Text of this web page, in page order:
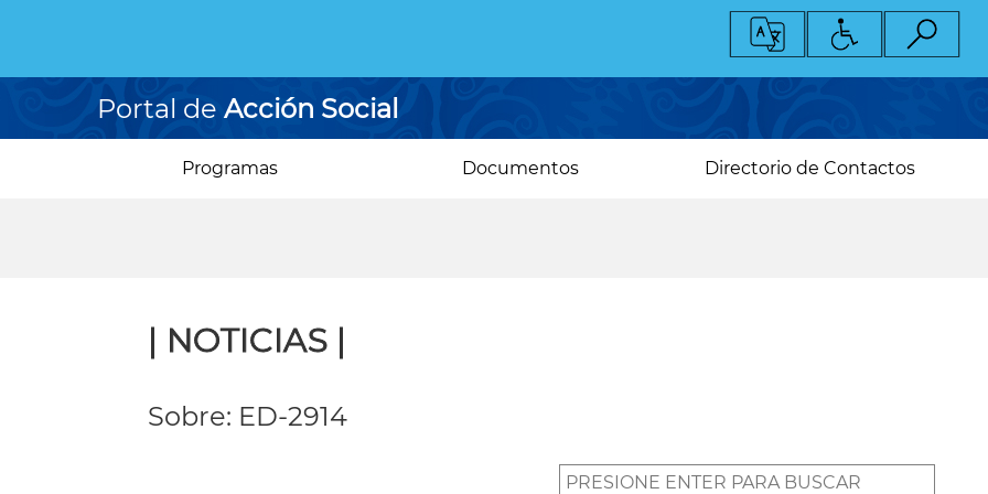
Portal de Acción Social
Programas Documentos Directorio de Contactos
| NOTICIAS |
Sobre: ED-2914